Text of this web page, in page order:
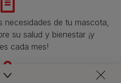
de tu mascota,
su salud y bienestar ¡y
cada mes!